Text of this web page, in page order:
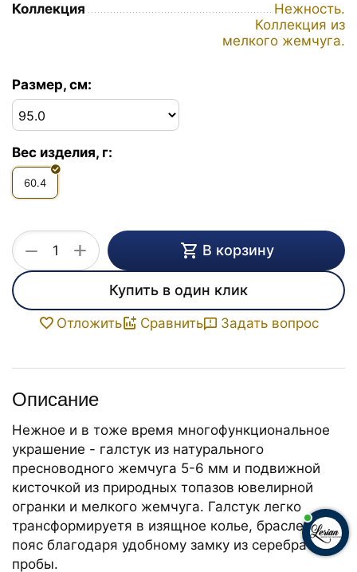
Коллекция
Нежность.
Коллекция из
мелкого жемчуга.
Размер, см:
Вес изделия, г:
60.4
+
− В корзину
Купить в один клик
Отложить Сравнить Задать вопрос
Описание
Нежное и в тоже время многофункциональное
украшение - галстук из натурального
пресноводного жемчуга 5-6 мм и подвижной
кисточкой из природных топазов ювелирной
огранки и мелкого жемчуга. Галстук легко
трансформируетя в изящное колье, браслет или
пояс благодаря удобному замку из серебра 925
пробы.